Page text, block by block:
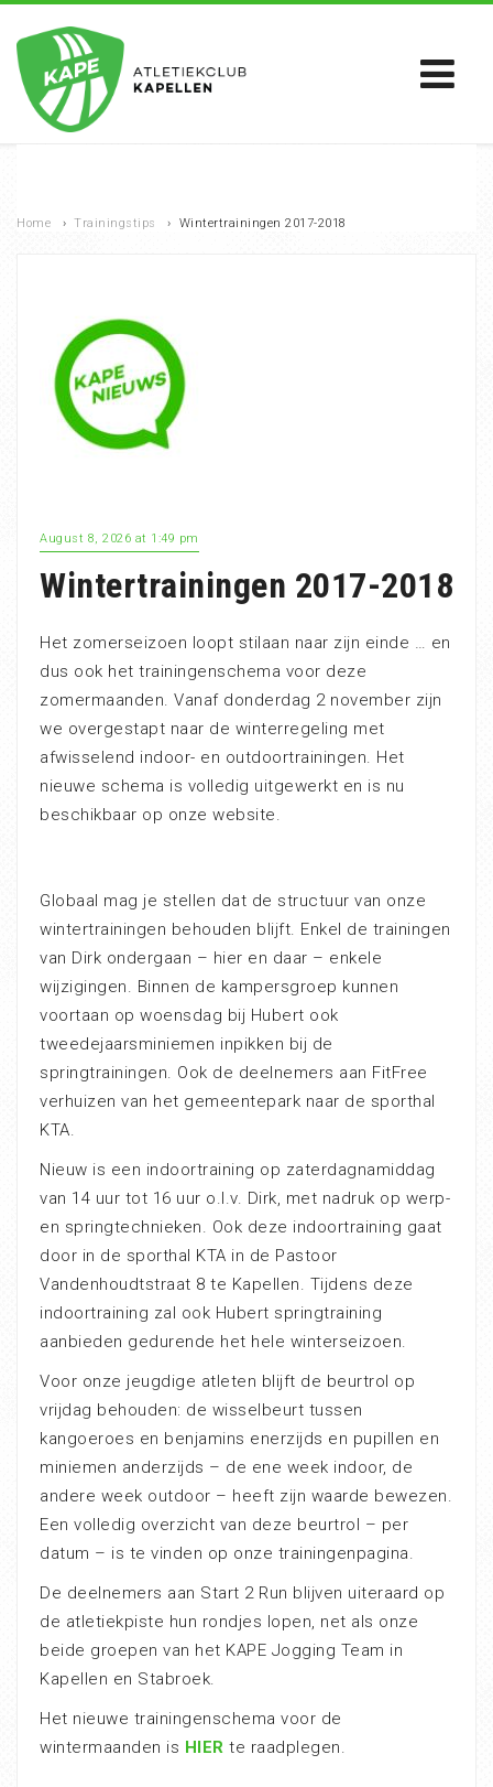
Home › Trainingstips › Wintertrainingen 2017-2018
August 8, 2026 at 1:49 pm
Wintertrainingen 2017-2018
Het zomerseizoen loopt stilaan naar zijn einde … en
dus ook het trainingenschema voor deze
zomermaanden. Vanaf donderdag 2 november zijn
we overgestapt naar de winterregeling met
afwisselend indoor- en outdoortrainingen. Het
nieuwe schema is volledig uitgewerkt en is nu
beschikbaar op onze website.
Globaal mag je stellen dat de structuur van onze
wintertrainingen behouden blijft. Enkel de trainingen
van Dirk ondergaan – hier en daar – enkele
wijzigingen. Binnen de kampersgroep kunnen
voortaan op woensdag bij Hubert ook
tweedejaarsminiemen inpikken bij de
springtrainingen. Ook de deelnemers aan FitFree
verhuizen van het gemeentepark naar de sporthal
KTA.
Nieuw is een indoortraining op zaterdagnamiddag
van 14 uur tot 16 uur o.l.v. Dirk, met nadruk op werp-
en springtechnieken. Ook deze indoortraining gaat
door in de sporthal KTA in de Pastoor
Vandenhoudtstraat 8 te Kapellen. Tijdens deze
indoortraining zal ook Hubert springtraining
aanbieden gedurende het hele winterseizoen.
Voor onze jeugdige atleten blijft de beurtrol op
vrijdag behouden: de wisselbeurt tussen
kangoeroes en benjamins enerzijds en pupillen en
miniemen anderzijds – de ene week indoor, de
andere week outdoor – heeft zijn waarde bewezen.
Een volledig overzicht van deze beurtrol – per
datum – is te vinden op onze trainingenpagina.
De deelnemers aan Start 2 Run blijven uiteraard op
de atletiekpiste hun rondjes lopen, net als onze
beide groepen van het KAPE Jogging Team in
Kapellen en Stabroek.
Het nieuwe trainingenschema voor de
wintermaanden is HIER te raadplegen.